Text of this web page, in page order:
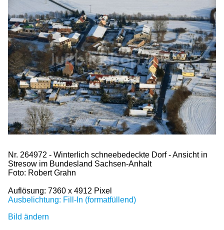
Nr. 264972 - Winterlich schneebedeckte Dorf - Ansicht in
Stresow im Bundesland Sachsen-Anhalt
Foto: Robert Grahn
Auflösung: 7360 x 4912 Pixel
Ausbelichtung: Fill-In (formatfüllend)
Bild ändern